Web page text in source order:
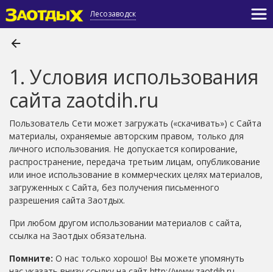
Лесозаводск
1. Условия использования
сайта zaotdih.ru
Пользователь Сети может загружать («скачивать») с Сайта
материалы, охраняемые авторским правом, только для
личного использования. Не допускается копирование,
распространение, передача третьим лицам, опубликование
или иное использование в коммерческих целях материалов,
загруженных с Сайта, без получения письменного
разрешения сайта Заотдых.
При любом другом использовании материалов с сайта,
ссылка на Заотдых обязательна.
Помните: О нас только хорошо! Вы можете упомянуть